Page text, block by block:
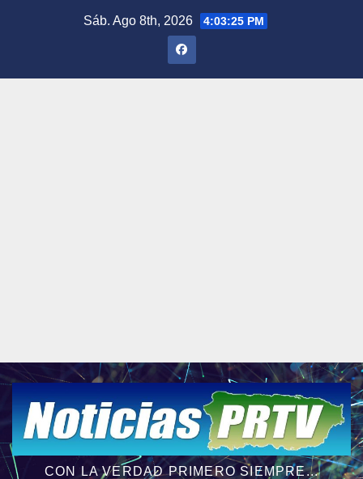
Sáb. Ago 8th, 2026 4:03:26 PM
CON LA VERDAD PRIMERO SIEMPRE...